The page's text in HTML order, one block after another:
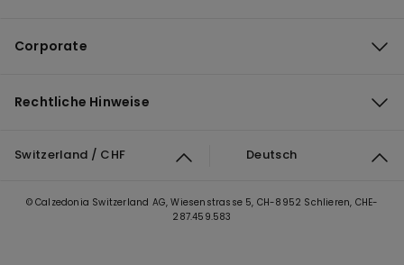
Corporate
Rechtliche Hinweise
Switzerland / CHF Deutsch
© Calzedonia Switzerland AG, Wiesenstrasse 5, CH-8952 Schlieren, CHE-
287.459.583